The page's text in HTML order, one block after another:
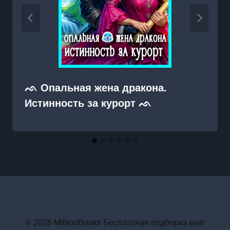
ᨒ Опальная жена дракона.
Истинность за курорт ᨒ
© 2026 MillionBooks Бесплатная подборка книг